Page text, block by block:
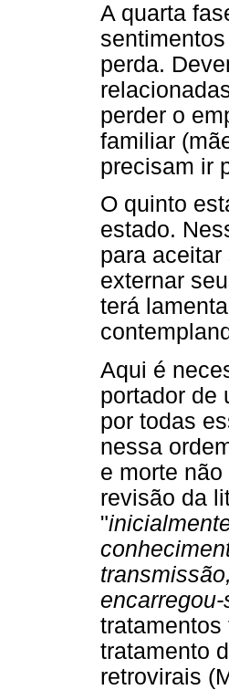
A quarta
perda.
perder o
familiar
precisam ir
O quinto
estado.
para
externar
terá
Aqui é
portador de
por todas
nessa
e morte
revisão da
"
tratamento
retrovirais